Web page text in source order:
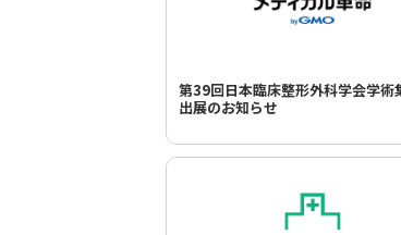
第39回日本臨床整形外科学会学術
出展のお知らせ